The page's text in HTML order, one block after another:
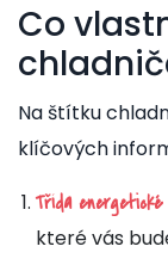
Co
Na štítku
klíčových
Třída energetické
které vás